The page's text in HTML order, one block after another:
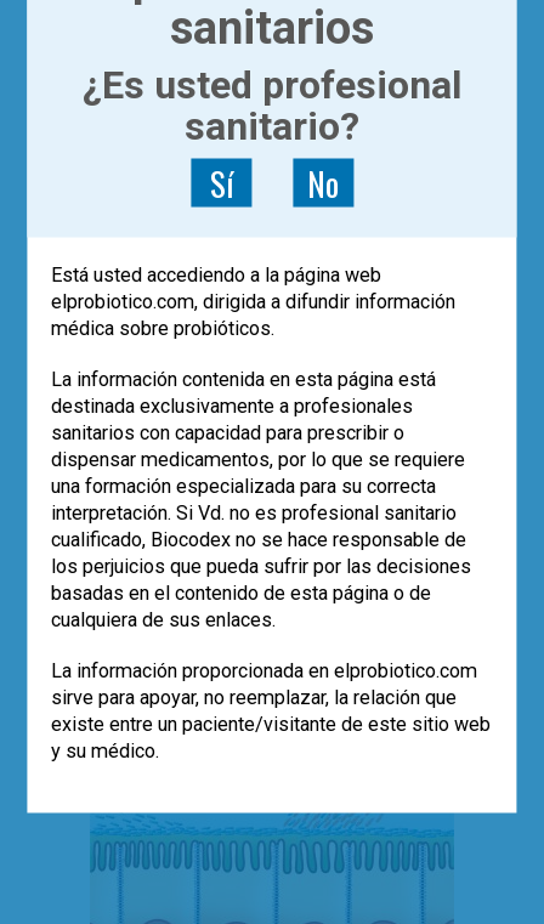
ACTUALÍZATE | ARTÍCULOS
The Diet Switch Study
Dr. Francisco Guarner
El estudio The Diet Switch Study
demuestra cómo un cambio radical en la
dieta de tan solo dos semanas puede
tener un impacto inmediato en la
composición y actividad metabólica de la
microbiota intestinal así como en
marcadores histológicos de la mucosa
del colon.
Leer más
cáncer ,cáncer de colon ,dieta,estudios,
microbiota 1
sanitarios
¿Es usted profesional
sanitario?
Sí No
Está usted accediendo a la página web
elprobiotico.com, dirigida a difundir información
médica sobre probióticos.
La información contenida en esta página está
destinada exclusivamente a profesionales
sanitarios con capacidad para prescribir o
dispensar medicamentos, por lo que se requiere
una formación especializada para su correcta
interpretación. Si Vd. no es profesional sanitario
cualificado, Biocodex no se hace responsable de
los perjuicios que pueda sufrir por las decisiones
basadas en el contenido de esta página o de
cualquiera de sus enlaces.
La información proporcionada en elprobiotico.com
sirve para apoyar, no reemplazar, la relación que
existe entre un paciente/visitante de este sitio web
y su médico.